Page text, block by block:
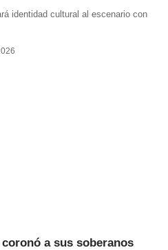
identidad cultural al escenario con
a sus soberanos